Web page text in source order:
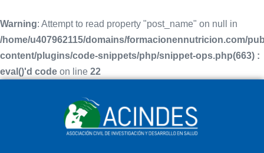
Warning: Attempt to read property "post_name" on null in
/home/u407962115/domains/formacionennutricion.com/
content/plugins/code-snippets/php/snippet-ops.php(663) :
eval()'d code on line 22